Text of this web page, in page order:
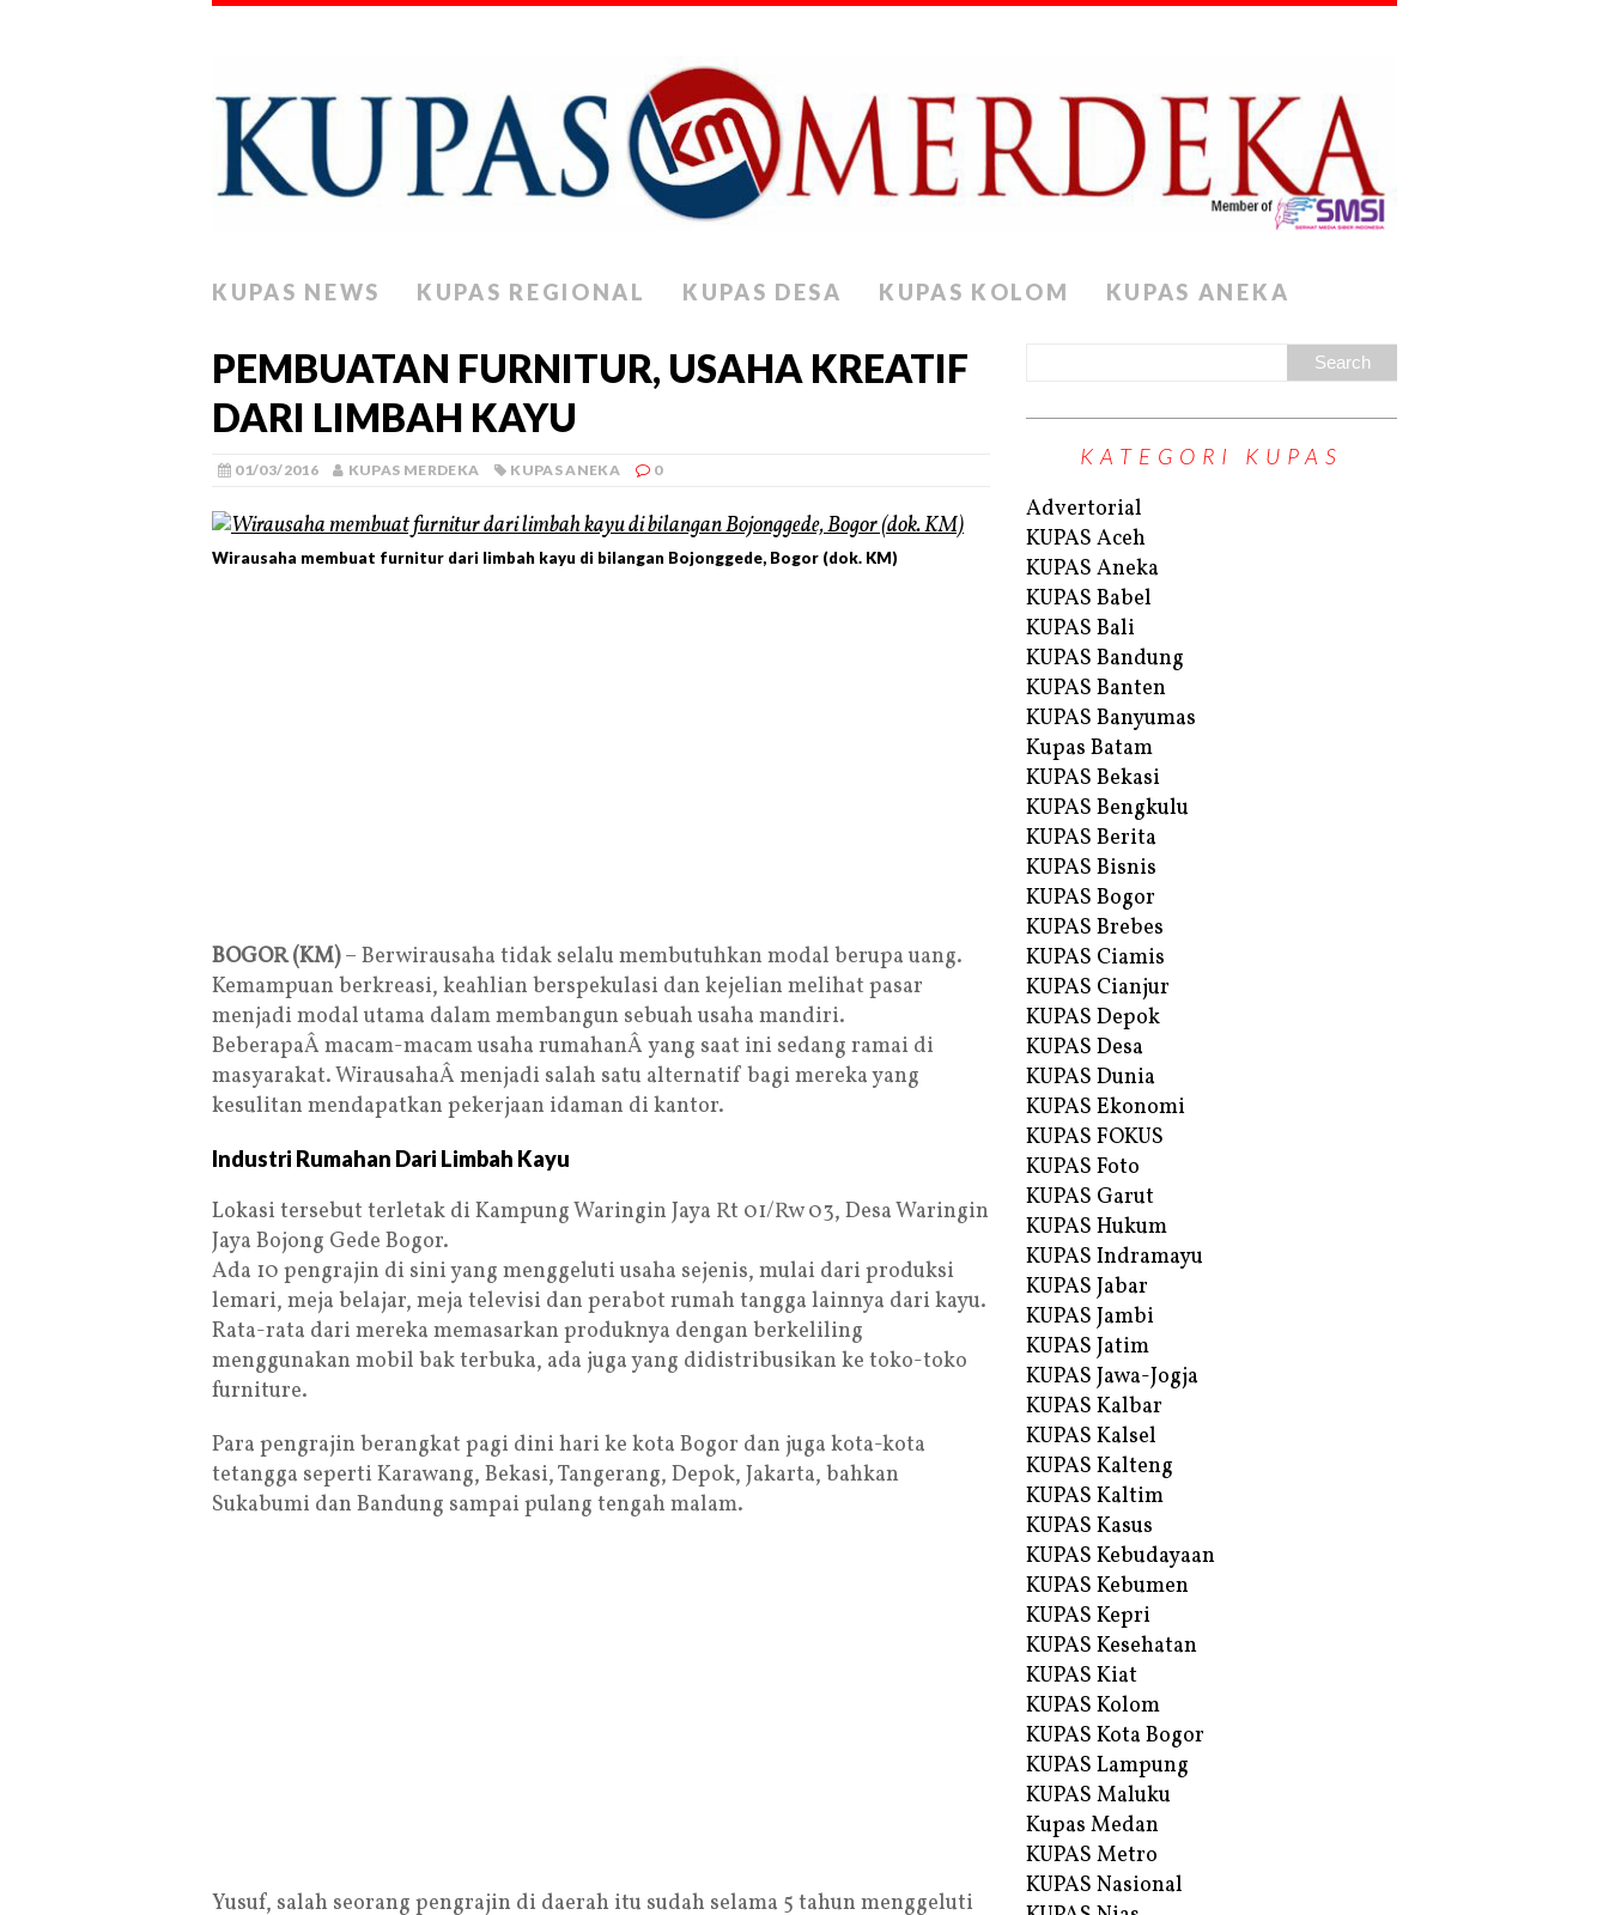
KUPAS NEWS KUPAS REGIONAL KUPAS DESA KUPAS KOLOM KUPAS ANEKA
PEMBUATAN FURNITUR, USAHA KREATIF
DARI LIMBAH KAYU
01/03/2016 KUPAS MERDEKA KUPAS ANEKA 0
Wirausaha membuat furnitur dari limbah kayu di bilangan Bojonggede, Bogor (dok. KM)
BOGOR (KM)– Berwirausaha tidak selalu membutuhkan modal berupa uang.
Kemampuan berkreasi, keahlian berspekulasi dan kejelian melihat pasar
menjadi modal utama dalam membangun sebuah usaha mandiri.
BeberapaÂ macam-macam usaha rumahanÂ yang saat ini sedang ramai di
masyarakat. WirausahaÂ menjadi salah satu alternatif bagi mereka yang
kesulitan mendapatkan pekerjaan idaman di kantor.
Industri Rumahan Dari Limbah Kayu
Lokasi tersebut terletak di Kampung Waringin Jaya Rt 01/Rw 03, Desa Waringin
Jaya Bojong Gede Bogor.
Ada 10 pengrajin di sini yang menggeluti usaha sejenis, mulai dari produksi
lemari, meja belajar, meja televisi dan perabot rumah tangga lainnya dari kayu.
Rata-rata dari mereka memasarkan produknya dengan berkeliling
menggunakan mobil bak terbuka, ada juga yang didistribusikan ke toko-toko
furniture.
Para pengrajin berangkat pagi dini hari ke kota Bogor dan juga kota-kota
tetangga seperti Karawang, Bekasi, Tangerang, Depok, Jakarta, bahkan
Sukabumi dan Bandung sampai pulang tengah malam.
Yusuf, salah seorang pengrajin di daerah itu sudah selama 5 tahun menggeluti
KATEGORI KUPAS
Advertorial
KUPAS Aceh
KUPAS Aneka
KUPAS Babel
KUPAS Bali
KUPAS Bandung
KUPAS Banten
KUPAS Banyumas
Kupas Batam
KUPAS Bekasi
KUPAS Bengkulu
KUPAS Berita
KUPAS Bisnis
KUPAS Bogor
KUPAS Brebes
KUPAS Ciamis
KUPAS Cianjur
KUPAS Depok
KUPAS Desa
KUPAS Dunia
KUPAS Ekonomi
KUPAS FOKUS
KUPAS Foto
KUPAS Garut
KUPAS Hukum
KUPAS Indramayu
KUPAS Jabar
KUPAS Jambi
KUPAS Jatim
KUPAS Jawa-Jogja
KUPAS Kalbar
KUPAS Kalsel
KUPAS Kalteng
KUPAS Kaltim
KUPAS Kasus
KUPAS Kebudayaan
KUPAS Kebumen
KUPAS Kepri
KUPAS Kesehatan
KUPAS Kiat
KUPAS Kolom
KUPAS Kota Bogor
KUPAS Lampung
KUPAS Maluku
Kupas Medan
KUPAS Metro
KUPAS Nasional